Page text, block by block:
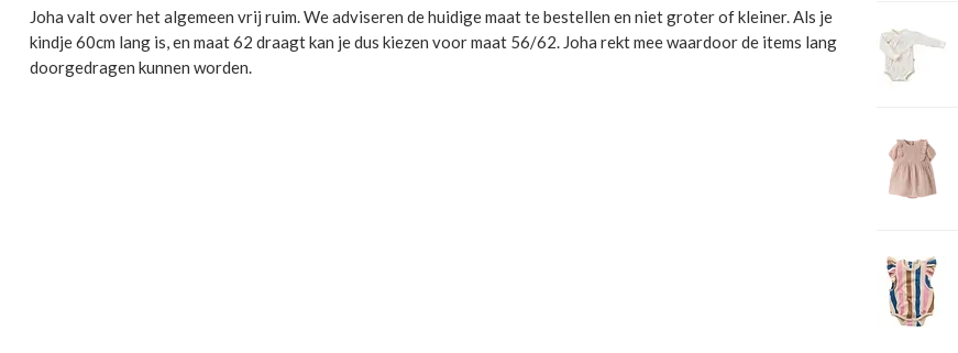
Joha valt over het algemeen vrij ruim. We adviseren de huidige maat te bestellen en niet groter of kleiner. Als je
kindje 60cm lang is, en maat 62 draagt kan je dus kiezen voor maat 56/62. Joha rekt mee waardoor de items lang
doorgedragen kunnen worden.